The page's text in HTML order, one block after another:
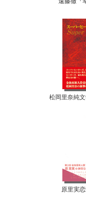
松岡里奈純
原里実